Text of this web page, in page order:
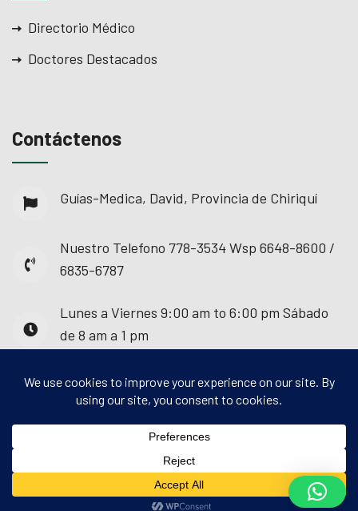
Directorio Médico
Doctores Destacados
Contáctenos
Guías-Medica, David, Provincia de Chiriquí
Nuestro Telefono 778-3534 Wsp 6648-8600 /
6835-6787
Lunes a Viernes 9:00 am to 6:00 pm Sábado
de 8 am a 1 pm
© 2025 - Guías Médica. Todos los derechos
reservados.